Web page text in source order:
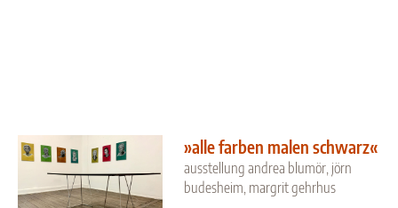
»alle farben malen schwarz«
ausstellung andrea blumör, jörn
budesheim, margrit gehrhus